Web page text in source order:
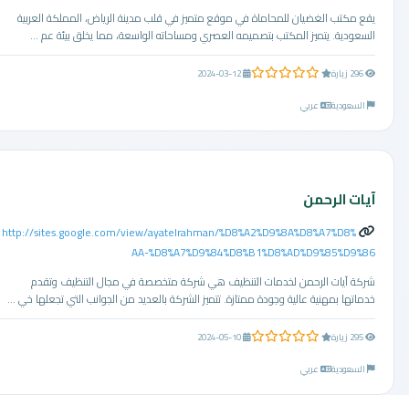
يقع مكتب الغضيان للمحاماة في موقع متميز في قلب مدينة الرياض، المملكة العربية
السعودية. يتميز المكتب بتصميمه العصري ومساحاته الواسعة، مما يخلق بيئة عم ...
0.0 من 5 نجوم
2024-03-12
السعودية
عربي
آيات الرحمن
http://sites.google.com/view/ayatelrahman/%D8%A2%D9%8A%D8%A7%D8%
AA-%D8%A7%D9%84%D8%B1%D8%AD%D9%85%D9%86
شركة آيات الرحمن لخدمات التنظيف هي شركة متخصصة في مجال التنظيف وتقدم
خدماتها بمهنية عالية وجودة ممتازة. تتميز الشركة بالعديد من الجوانب التي تجعلها خي ...
0.0 من 5 نجوم
2024-05-10
السعودية
عربي